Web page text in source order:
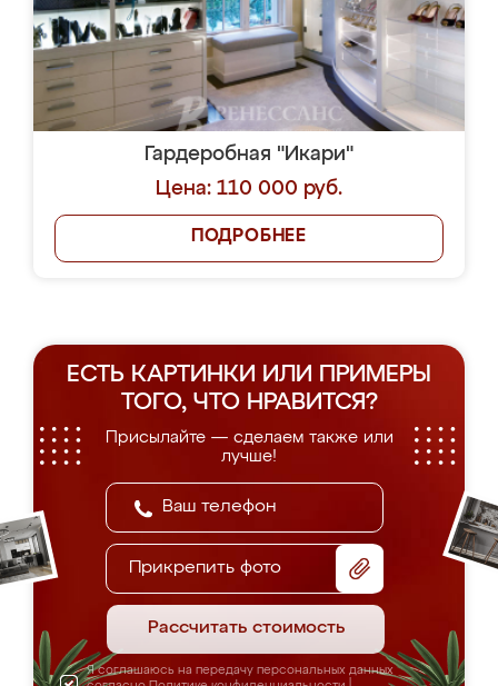
Гардеробная "Икари"
Цена: 110 000 руб.
ПОДРОБНЕЕ
ЕСТЬ КАРТИНКИ ИЛИ ПРИМЕРЫ
ТОГО, ЧТО НРАВИТСЯ?
Присылайте — сделаем также или
лучше!
Прикрепить фото
Рассчитать стоимость
Я соглашаюсь на передачу персональных данных